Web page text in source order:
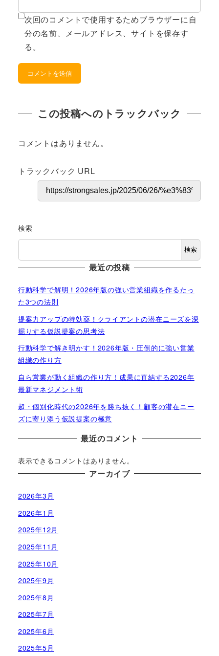
次回のコメントで使用するためブラウザーに自
分の名前、メールアドレス、サイトを保存す
る。
この投稿へのトラックバック
コメントはありません。
トラックバック URL
検索
検索
最近の投稿
行動科学で解明！2026年版の強い営業組織を作るたっ
た3つの法則
提案力アップの特効薬！クライアントの潜在ニーズを深
掘りする仮説提案の思考法
行動科学で解き明かす！2026年版・圧倒的に強い営業
組織の作り方
自ら営業が動く組織の作り方！成果に直結する2026年
最新マネジメント術
超・個別化時代の2026年を勝ち抜く！顧客の潜在ニー
ズに寄り添う仮説提案の極意
最近のコメント
表示できるコメントはありません。
アーカイブ
2026年3月
2026年1月
2025年12月
2025年11月
2025年10月
2025年9月
2025年8月
2025年7月
2025年6月
2025年5月